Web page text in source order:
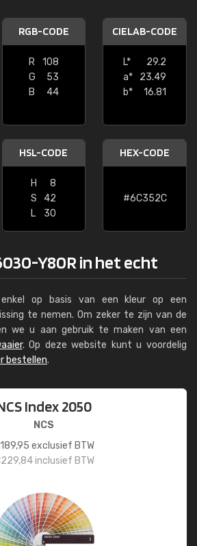
RGB-CODE
R
108
G
53
B
44
CIELAB-CODE
L*
29.2
a*
23.49
b*
16.81
HSL-CODE
H
8
S
42
L
30
HEX-CODE
#6C352C
Y80R in het echt
op basis van een kleur op een
te nemen. Om zeker te zijn van de
we u aan gebruik te maken van een
. Op deze website kunt u voordelig
bestellen.
Index 2050
NCS
189,95 exclusief BTW
229,84inclusief BTW